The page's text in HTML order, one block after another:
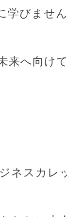
学びませ
来へ向け
ネスカレ